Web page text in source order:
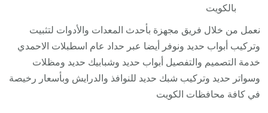
بالكويت
نعمل من خلال فريق مجهزة بأحدث المعدات والأدوات لتثبيت
وتركيب أبواب حديد ونوفر أيضا عبر حداد عام اسطبلات الاحمدي
خدمة التصميم والتفصيل أبواب حديد وشبابيك حديد ومظلات
وسواتر حديد وتركيب شبك حديد للنوافذ والدرايش وبأسعار رخيصة
في كافة محافظات الكويت